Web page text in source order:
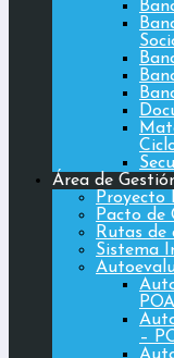
Área de
Proyecto
Pacto de
Rutas de
Sistema
–